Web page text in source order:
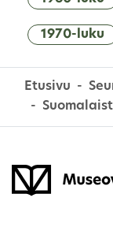
1970-luku
Etusivu